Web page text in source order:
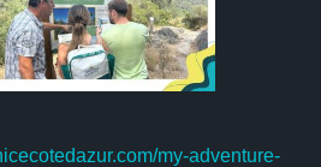
my-adventure-